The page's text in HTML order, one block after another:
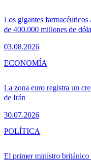
Los gigantes
de 400.000 millones de
03.08.2026
La zona euro registra un
de Irán
30.07.2026
ECONOMÍA
El primer ministro británico
POLÍTICA